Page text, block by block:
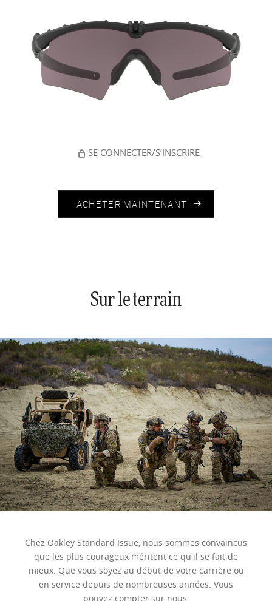
SE CONNECTER/S’INSCRIRE
ACHETER MAINTENANT
Sur le terrain
Chez Oakley Standard Issue, nous sommes convaincus
que les plus courageux méritent ce qu'il se fait de
mieux. Que vous soyez au début de votre carrière ou
en service depuis de nombreuses années. Vous
pouvez compter sur nous.